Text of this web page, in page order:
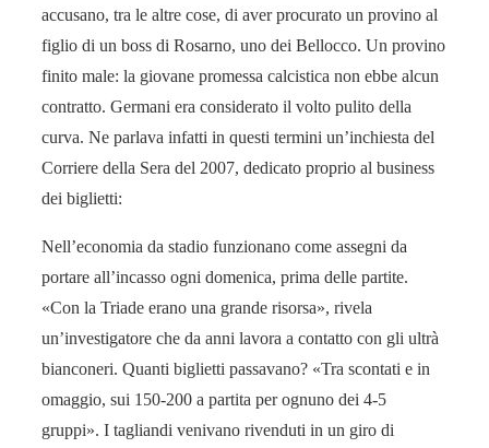
accusano, tra le altre cose, di aver procurato un provino al
figlio di un boss di Rosarno, uno dei Bellocco. Un provino
finito male: la giovane promessa calcistica non ebbe alcun
contratto. Germani era considerato il volto pulito della
curva. Ne parlava infatti in questi termini un’inchiesta del
Corriere della Sera del 2007, dedicato proprio al business
dei biglietti:
Nell’economia da stadio funzionano come assegni da
portare all’incasso ogni domenica, prima delle partite.
«Con la Triade erano una grande risorsa», rivela
un’investigatore che da anni lavora a contatto con gli ultrà
bianconeri. Quanti biglietti passavano? «Tra scontati e in
omaggio, sui 150-200 a partita per ognuno dei 4-5
gruppi». I tagliandi venivano rivenduti in un giro di